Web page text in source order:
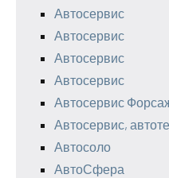
Автосервис
Автосервис
Автосервис
Автосервис
Автосервис
Автосервис,
Автосоло
АвтоСфера